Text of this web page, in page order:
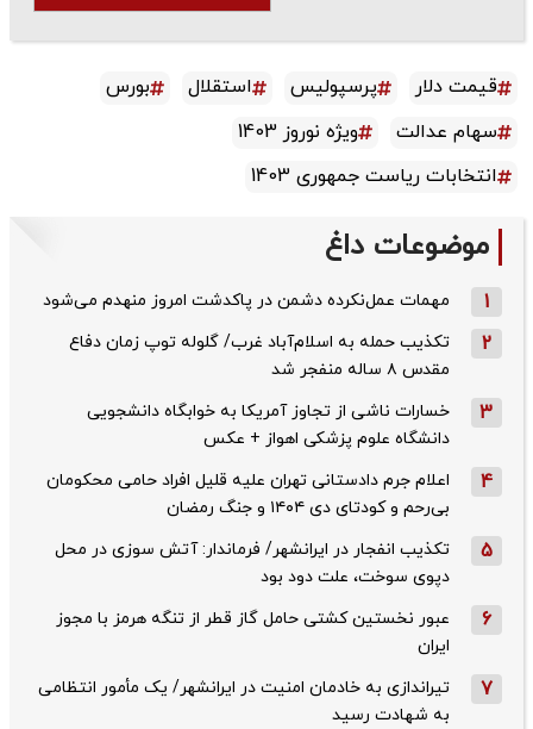
قیمت دلار پرسپولیس استقلال
بورس
سهام عدالت
ویژه نوروز 1403
انتخابات ریاست جمهوری 1403
موضوعات داغ
1 مهمات عمل‌نکرده دشمن در پاکدشت امروز منهدم می‌شود
2
تکذیب حمله به اسلام‌آباد غرب/ گلوله توپ زمان دفاع
مقدس ۸ ساله منفجر شد
3
خسارات ناشی از تجاوز آمریکا به خوابگاه دانشجویی
دانشگاه علوم پزشکی اهواز + عکس
4
اعلام جرم دادستانی تهران علیه قلیل افراد حامی محکومان
بی‌رحم و کودتای دی‌ ۱۴۰۴ و جنگ رمضان
5
تکذیب ‌انفجار در ایرانشهر/ فرماندار: آتش سوزی در محل
دپوی سوخت، علت دود بود
6
عبور نخستین کشتی حامل گاز قطر از تنگه هرمز با مجوز
ایران
7
تیراندازی به خادمان امنیت در ایرانشهر/ یک مأمور انتظامی
به شهادت رسید